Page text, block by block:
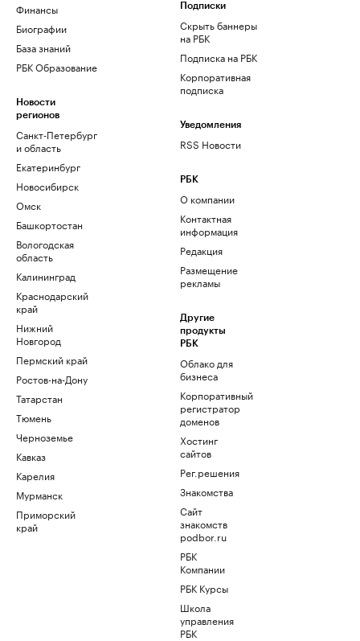
Финансы
Биографии
База знаний
РБК Образование
Новости
регионов
Санкт-Петербург
и область
Екатеринбург
Новосибирск
Омск
Башкортостан
Вологодская
область
Калининград
Краснодарский
край
Нижний
Новгород
Пермский край
Ростов-на-Дону
Татарстан
Тюмень
Черноземье
Кавказ
Карелия
Мурманск
Приморский
край
Подписки
Скрыть баннеры
на РБК
Подписка на РБК
Корпоративная
подписка
Уведомления
RSS Новости
РБК
О компании
Контактная
информация
Редакция
Размещение
рекламы
Другие
продукты
РБК
Облако для
бизнеса
Корпоративный
регистратор
доменов
Хостинг
сайтов
Рег.решения
Знакомства
Сайт
знакомств
podbor.ru
РБК
Компании
РБК Курсы
Школа
управления
РБК